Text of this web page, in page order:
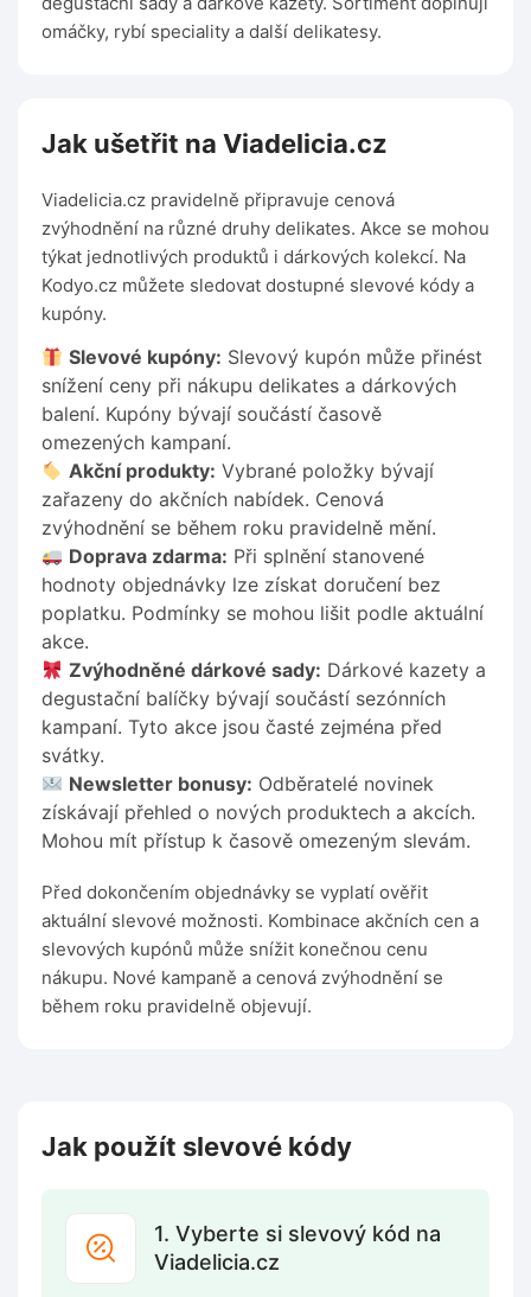
omáčky, rybí speciality a další delikatesy.
Jak ušetřit na Viadelicia.cz
Viadelicia.cz pravidelně připravuje cenová
zvýhodnění na různé druhy delikates. Akce se mohou
týkat jednotlivých produktů i dárkových kolekcí. Na
Kodyo.cz můžete sledovat dostupné slevové kódy a
kupóny.
Slevové kupóny: Slevový kupón může přinést
snížení ceny při nákupu delikates a dárkových
balení. Kupóny bývají součástí časově
omezených kampaní.
Akční produkty: Vybrané položky bývají
zařazeny do akčních nabídek. Cenová
zvýhodnění se během roku pravidelně mění.
Doprava zdarma: Při splnění stanovené
hodnoty objednávky lze získat doručení bez
poplatku. Podmínky se mohou lišit podle aktuální
akce.
Zvýhodněné dárkové sady: Dárkové kazety a
degustační balíčky bývají součástí sezónních
kampaní. Tyto akce jsou časté zejména před
svátky.
Newsletter bonusy: Odběratelé novinek
získávají přehled o nových produktech a akcích.
Mohou mít přístup k časově omezeným slevám.
Před dokončením objednávky se vyplatí ověřit
aktuální slevové možnosti. Kombinace akčních cen a
slevových kupónů může snížit konečnou cenu
nákupu. Nové kampaně a cenová zvýhodnění se
během roku pravidelně objevují.
Jak použít slevové kódy
1. Vyberte si slevový kód na
Viadelicia.cz